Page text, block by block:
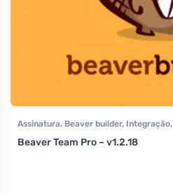
Assinatura, Beaver builder, Integração,
Beaver Team Pro – v1.2.18